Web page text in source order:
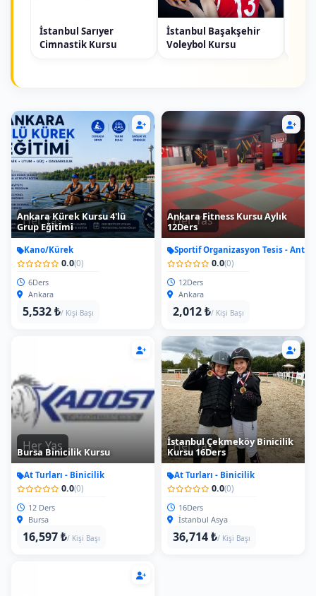
İstanbul Sarıyer
Cimnastik Kursu
İstanbul Başakşehir
Voleybol Kursu
Her Yas
Ankara Kürek Kursu 4'lü
Grup Eğitimi
Kano/Kürek
0.0(0)
6Ders
Ankara
5,532 ₺/ Kişi Başı
Her Yas
Ankara Fitness Kursu Aylık
12Ders
Sportif Organizasyon Tesis -
0.0(0)
12Ders
Ankara
2,012 ₺/ Kişi Başı
Her Yas
Bursa Binicilik Kursu
At Turları - Binicilik
0.0(0)
12 Ders
Bursa
16,597 ₺/ Kişi Başı
Her Yas
İstanbul Çekmeköy Binicilik
Kursu 16Ders
At Turları - Binicilik
0.0(0)
16Ders
İstanbul Asya
36,714 ₺/ Kişi Başı